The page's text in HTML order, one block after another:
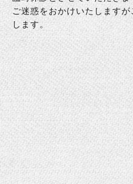
ご迷惑をおかけいたします
します。